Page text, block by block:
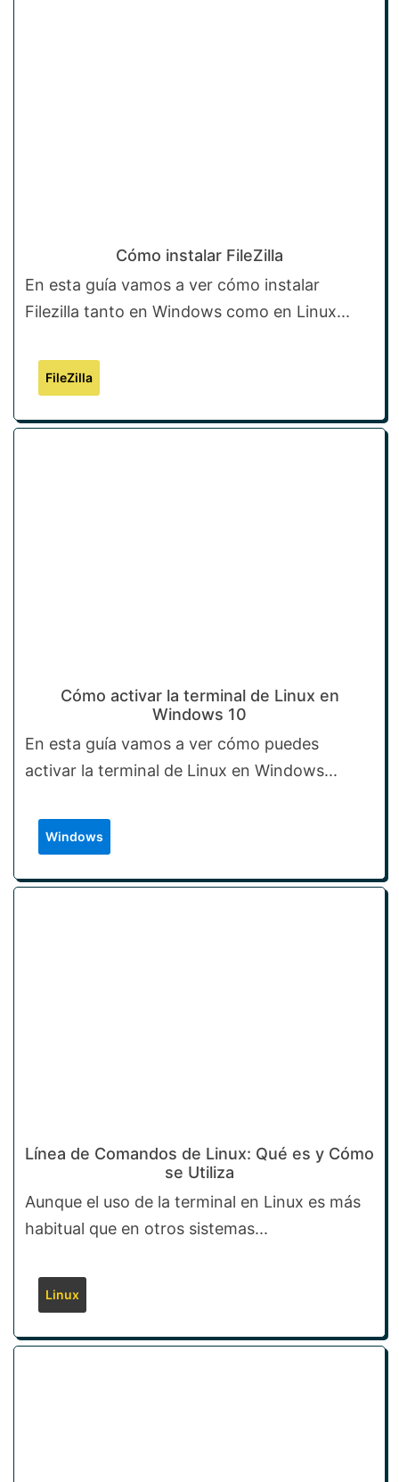
Cómo instalar FileZilla
En esta guía vamos a ver cómo instalar
Filezilla tanto en Windows como en Linux...
FileZilla
Cómo activar la terminal de Linux en
Windows 10
En esta guía vamos a ver cómo puedes
activar la terminal de Linux en Windows...
Windows
Línea de Comandos de Linux: Qué es y Cómo
se Utiliza
Aunque el uso de la terminal en Linux es más
habitual que en otros sistemas...
Linux